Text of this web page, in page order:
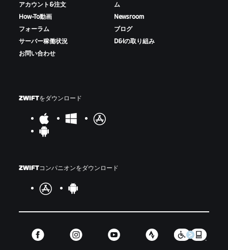
アカウント&注文
How-To動画
フォーラム
サーバー稼働状況
お問い合わせ
ム
Newsroom
ブログ
D&Iの取り組み
ZWIFTをダウンロード
ZWIFTコンパニオンをダウンロード